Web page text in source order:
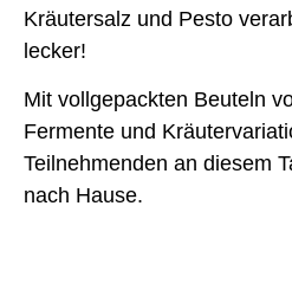
Kräutersalz und Pesto
lecker!
Mit vollgepackten Beuteln
Fermente und
Teilnehmenden an diesem
nach Hause.